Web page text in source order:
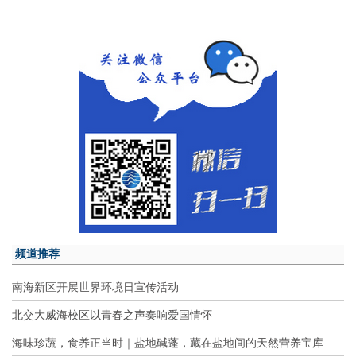
频道推荐
南海新区开展世界环境日宣传活动
北交大威海校区以青春之声奏响爱国情怀
海味珍蔬，食养正当时｜盐地碱蓬，藏在盐地间的天然营养宝库